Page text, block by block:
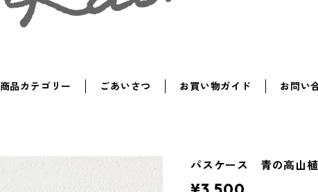
商品カテゴリー ごあいさつ お買い物ガイド お問い
パスケース 青の高山